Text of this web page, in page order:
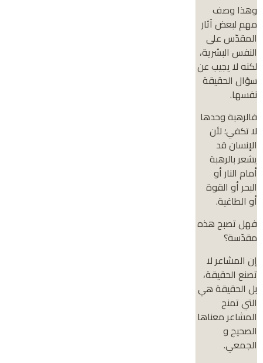
وهذا وصف
مهم لبعض آثار
المقدّس على
النفس البشرية،
لكنه لا يجيب عن
سؤال الحقيقة
نفسها.
فالرهبة وحدها
لا تكفي؛ لأن
الإنسان قد
يشعر بالرهبة
أمام النار أو
البحر أو القوة
أو الطاغية.
فهل تصبح هذه
مقدّسة؟
إن المشاعر لا
تصنع الحقيقة،
بل الحقيقة هي
التي تمنح
المشاعر معناها
الصحيح و
الجمعي.